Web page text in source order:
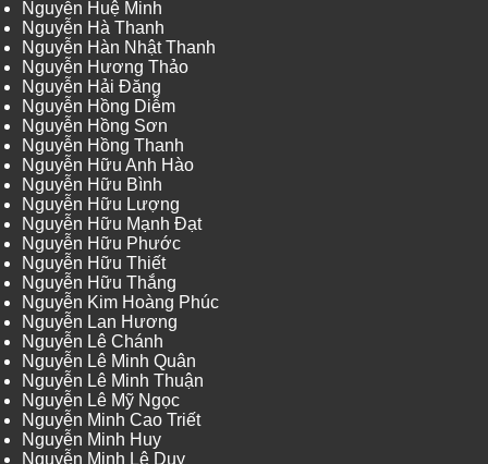
Nguyễn Huệ Minh
Nguyễn Hà Thanh
Nguyễn Hàn Nhật Thanh
Nguyễn Hương Thảo
Nguyễn Hải Đăng
Nguyễn Hồng Diễm
Nguyễn Hồng Sơn
Nguyễn Hồng Thanh
Nguyễn Hữu Anh Hào
Nguyễn Hữu Bình
Nguyễn Hữu Lượng
Nguyễn Hữu Mạnh Đạt
Nguyễn Hữu Phước
Nguyễn Hữu Thiết
Nguyễn Hữu Thắng
Nguyễn Kim Hoàng Phúc
Nguyễn Lan Hương
Nguyễn Lê Chánh
Nguyễn Lê Minh Quân
Nguyễn Lê Minh Thuận
Nguyễn Lê Mỹ Ngọc
Nguyễn Minh Cao Triết
Nguyễn Minh Huy
Nguyễn Minh Lê Duy